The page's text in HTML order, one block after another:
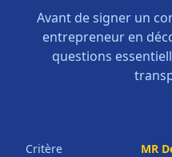
Avant de signer un
entrepreneur en
questions
Critère MR